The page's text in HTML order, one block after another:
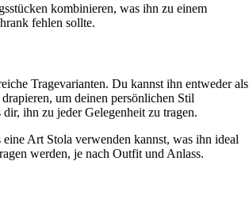
kombinieren, was ihn zu einem
fehlen sollte.
Tragevarianten. Du kannst ihn entweder als
um deinen persönlichen Stil
ihn zu jeder Gelegenheit zu tragen.
Art Stola verwenden kannst, was ihn ideal
werden, je nach Outfit und Anlass.